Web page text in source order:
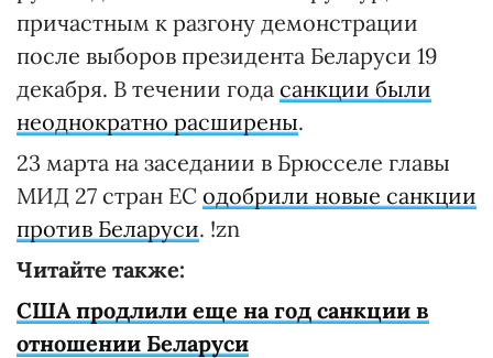
причастным к разгону демонстрации
после выборов президента Беларуси 19
декабря. В течении года санкции были
неоднократно расширены.
23 марта на заседании в Брюсселе главы
МИД 27 стран ЕС одобрили новые санкции
против Беларуси. !zn
Читайте также:
США продлили еще на год санкции в
отношении Беларуси